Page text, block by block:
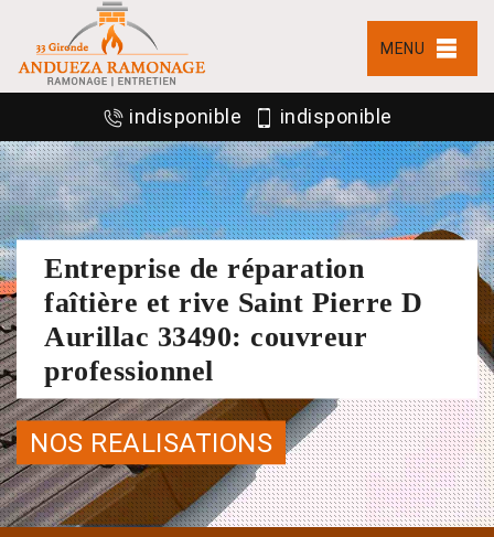
MENU
indisponible indisponible
Entreprise de réparation
faîtière et rive Saint Pierre D
Aurillac 33490: couvreur
professionnel
NOS REALISATIONS